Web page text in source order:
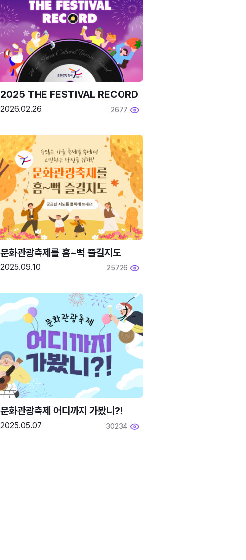
2025 THE FESTIVAL RECORD
2026.02.26 2677
문화관광축제를 흠~뻑 즐길지도
2025.09.10 25726
문화관광축제 어디까지 가봤니?!
2025.05.07 30234